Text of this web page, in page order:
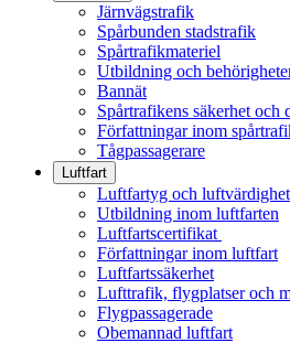
Järnvägstrafik
Spårbunden stadstrafik
Spårtrafikmateriel
Utbildning och
Bannät
Spårtrafikens säkerhet och
Författningar inom
Tågpassagerare
Luftfart
Luftfartyg och luftvärdighet
Utbildning inom luftfarten
Luftfartscertifikat
Författningar inom luftfart
Luftfartssäkerhet
Lufttrafik, flygplatser och
Flygpassagerade
Obemannad luftfart